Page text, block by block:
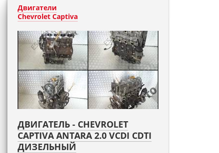
Двигатели
Chevrolet Captiva
ДВИГАТЕЛЬ - CHEVROLET
CAPTIVA ANTARA 2.0 VCDI CDTI
ДИЗЕЛЬНЫЙ